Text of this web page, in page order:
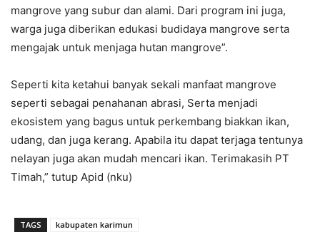
mangrove yang subur dan alami. Dari program ini juga,
warga juga diberikan edukasi budidaya mangrove serta
mengajak untuk menjaga hutan mangrove”.
Seperti kita ketahui banyak sekali manfaat mangrove
seperti sebagai penahanan abrasi, Serta menjadi
ekosistem yang bagus untuk perkembang biakkan ikan,
udang, dan juga kerang. Apabila itu dapat terjaga tentunya
nelayan juga akan mudah mencari ikan. Terimakasih PT
Timah,” tutup Apid (nku)
TAGS kabupaten karimun